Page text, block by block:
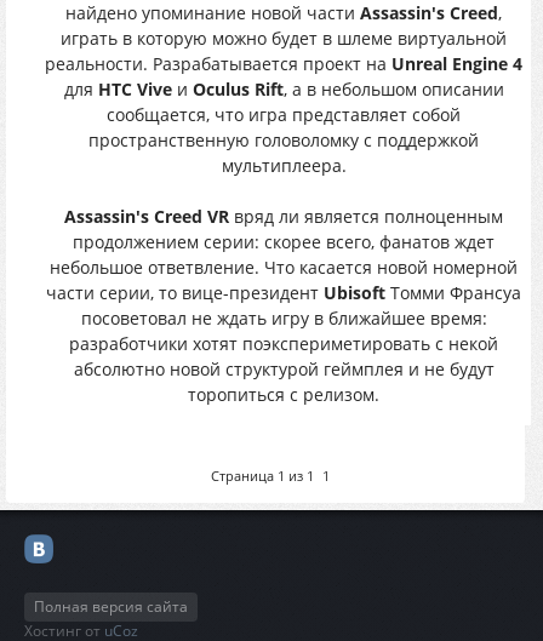
найдено упоминание новой части Assassin's Creed,
играть в которую можно будет в шлеме виртуальной
реальности. Разрабатывается проект на Unreal Engine 4
для HTC Viveи Oculus Rift, а в небольшом описании
сообщается, что игра представляет собой
пространственную головоломку с поддержкой
мультиплеера.
Assassin's Creed VR вряд ли является полноценным
продолжением серии: скорее всего, фанатов ждет
небольшое ответвление. Что касается новой номерной
части серии, то вице-президент Ubisoft Томми Франсуа
посоветовал не ждать игру в ближайшее время:
разработчики хотят поэкспериметировать с некой
абсолютно новой структурой геймплея и не будут
торопиться с релизом.
Страница 1 из 1 1
Полная версия сайта
Хостинг от uCoz